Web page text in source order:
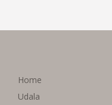
Home
Udala